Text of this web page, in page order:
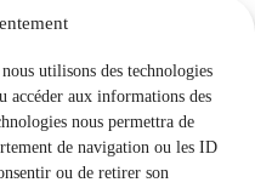
utilisons des technologies
accéder aux informations des
nous permettra de
de navigation ou les ID
ou de retirer son